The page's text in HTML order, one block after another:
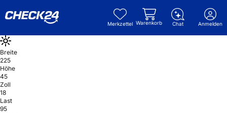
Merkzettel Warenkorb Chat Anmelden
Breite
225
Höhe
45
Zoll
18
Last
95